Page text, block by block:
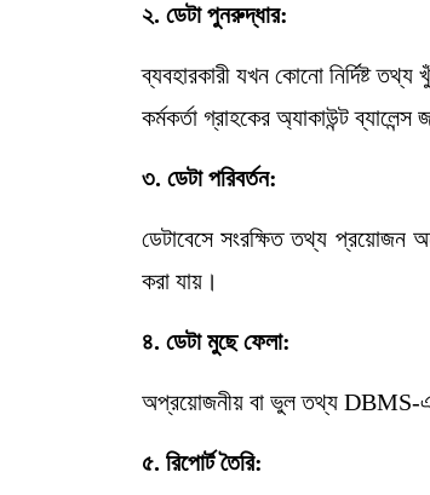
২. ডেটা পুনরুদ্ধার:
ব্যবহারকারী যখন কোনো নির্দিষ্ট
কর্মকর্তা গ্রাহকের অ্যাকাউন্ট
৩. ডেটা পরিবর্তন:
ডেটাবেসে সংরক্ষিত তথ্য প্রয়োজন
করা যায়।
৪. ডেটা মুছে ফেলা:
অপ্রয়োজনীয় বা ভুল তথ্য DBMS-
৫. রিপোর্ট তৈরি: